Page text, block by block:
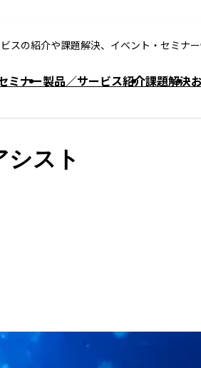
スの紹介や課題解決、イベント・セミナー
ミナー製品／サービス紹介課題解決
スト